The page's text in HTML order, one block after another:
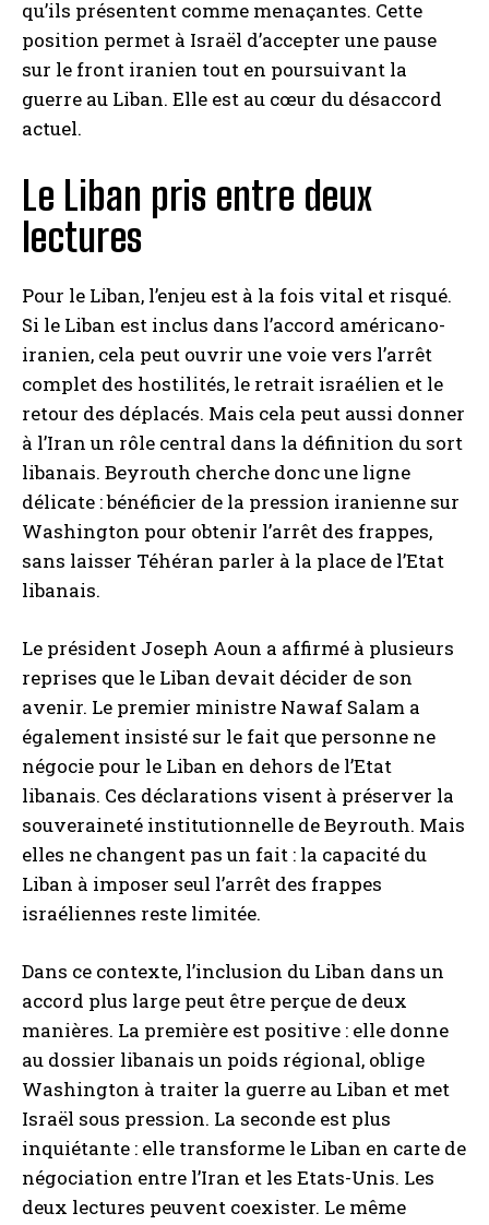
qu’ils présentent comme menaçantes. Cette
position permet à Israël d’accepter une pause
sur le front iranien tout en poursuivant la
guerre au Liban. Elle est au cœur du désaccord
actuel.
Le Liban pris entre deux
lectures
Pour le Liban, l’enjeu est à la fois vital et risqué.
Si le Liban est inclus dans l’accord américano-
iranien, cela peut ouvrir une voie vers l’arrêt
complet des hostilités, le retrait israélien et le
retour des déplacés. Mais cela peut aussi donner
à l’Iran un rôle central dans la définition du sort
libanais. Beyrouth cherche donc une ligne
délicate : bénéficier de la pression iranienne sur
Washington pour obtenir l’arrêt des frappes,
sans laisser Téhéran parler à la place de l’Etat
libanais.
Le président Joseph Aoun a affirmé à plusieurs
reprises que le Liban devait décider de son
avenir. Le premier ministre Nawaf Salam a
également insisté sur le fait que personne ne
négocie pour le Liban en dehors de l’Etat
libanais. Ces déclarations visent à préserver la
souveraineté institutionnelle de Beyrouth. Mais
elles ne changent pas un fait : la capacité du
Liban à imposer seul l’arrêt des frappes
israéliennes reste limitée.
Dans ce contexte, l’inclusion du Liban dans un
accord plus large peut être perçue de deux
manières. La première est positive : elle donne
au dossier libanais un poids régional, oblige
Washington à traiter la guerre au Liban et met
Israël sous pression. La seconde est plus
inquiétante : elle transforme le Liban en carte de
négociation entre l’Iran et les Etats-Unis. Les
deux lectures peuvent coexister. Le même